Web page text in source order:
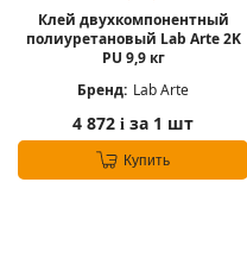
Клей двухкомпонентный
полиуретановый Lab Arte 2K
PU 9,9 кг
Бренд: Lab Arte
4 872 i за 1 шт
Купить